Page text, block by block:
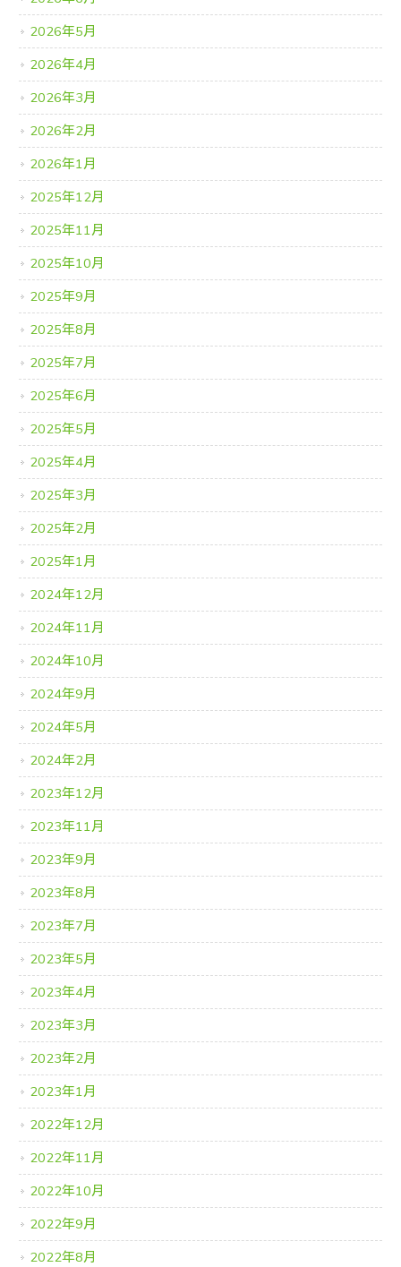
2026年5月
2026年4月
2026年3月
2026年2月
2026年1月
2025年12月
2025年11月
2025年10月
2025年9月
2025年8月
2025年7月
2025年6月
2025年5月
2025年4月
2025年3月
2025年2月
2025年1月
2024年12月
2024年11月
2024年10月
2024年9月
2024年5月
2024年2月
2023年12月
2023年11月
2023年9月
2023年8月
2023年7月
2023年5月
2023年4月
2023年3月
2023年2月
2023年1月
2022年12月
2022年11月
2022年10月
2022年9月
2022年8月